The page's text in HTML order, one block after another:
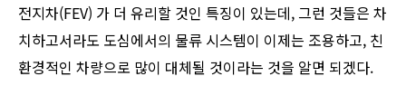
전지차(FEV) 가 더 유리할 것인 특징이 있는데, 그런 것들은 차
치하고서라도 도심에서의 물류 시스템이 이제는 조용하고, 친
환경적인 차량으로 많이 대체될 것이라는 것을 알면 되겠다.